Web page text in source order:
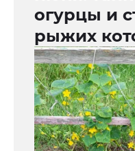
огурцы и
рыжих